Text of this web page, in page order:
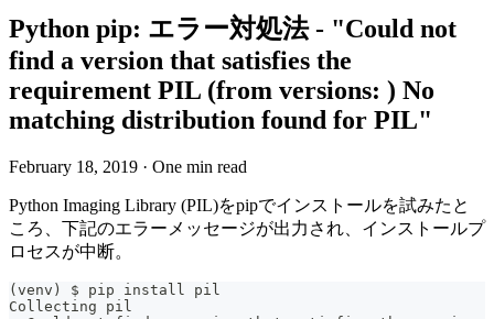
Python pip: エラー対処法 - "Could not
find a version that satisfies the
requirement PIL (from versions: ) No
matching distribution found for PIL"
February 18, 2019 · One min read
Python Imaging Library (PIL)をpipでインストールを試みたと
ころ、下記のエラーメッセージが出力され、インストールプ
ロセスが中断。
(venv) $ pip install pil
Collecting pil